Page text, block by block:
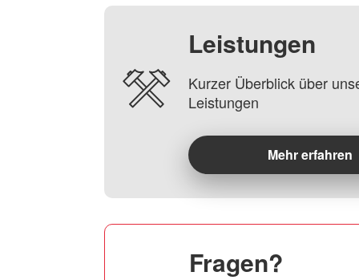
Leistungen
Kurzer Überblick über
Leistungen
Mehr erfahren
Fragen?